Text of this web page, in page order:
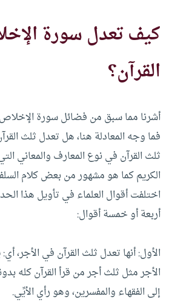
كيف تعدل سورة
القرآن؟
أشرنا مما سبق من فضائل سورة الإخلاص
فما وجه المعادلة هنا، هل تعدل ثلث
ثلث القرآن في نوع المعارف والمعاني
الكريم كما هو مشهور من بعض كلام
اختلفت أقوال العلماء في تأويل هذا
أربعة أو خمسة أقوال:
الأول: أنها تعدل ثلث القرآن في الأجر،
الأجر مثل ثلث أجر من قرأ القرآن كله
إلى الفقهاء والمفسرين، وهو رأي الأيِّي.